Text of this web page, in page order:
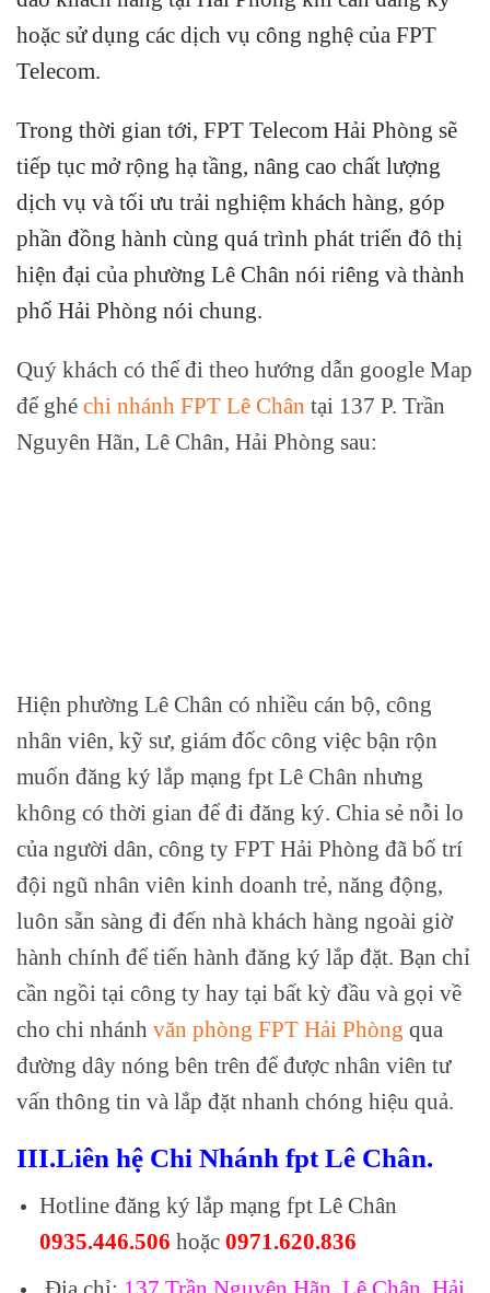
hoặc sử dụng các dịch vụ công nghệ của FPT
Telecom.
Trong thời gian tới, FPT Telecom Hải Phòng sẽ
tiếp tục mở rộng hạ tầng, nâng cao chất lượng
dịch vụ và tối ưu trải nghiệm khách hàng, góp
phần đồng hành cùng quá trình phát triển đô thị
hiện đại của phường Lê Chân nói riêng và thành
phố Hải Phòng nói chung.
Quý khách có thể đi theo hướng dẫn google Map
để ghé chi nhánh FPT Lê Chân tại 137 P. Trần
Nguyên Hãn, Lê Chân, Hải Phòng sau:
Hiện phường Lê Chân có nhiều cán bộ, công
nhân viên, kỹ sư, giám đốc công việc bận rộn
muốn đăng ký lắp mạng fpt Lê Chân nhưng
không có thời gian để đi đăng ký. Chia sẻ nỗi lo
của người dân, công ty FPT Hải Phòng đã bố trí
đội ngũ nhân viên kinh doanh trẻ, năng động,
luôn sẵn sàng đi đến nhà khách hàng ngoài giờ
hành chính để tiến hành đăng ký lắp đặt. Bạn chỉ
cần ngồi tại công ty hay tại bất kỳ đầu và gọi về
cho chi nhánh văn phòng FPT Hải Phòng qua
đường dây nóng bên trên để được nhân viên tư
vấn thông tin và lắp đặt nhanh chóng hiệu quả.
III.Liên hệ Chi Nhánh fpt Lê Chân.
Hotline đăng ký lắp mạng fpt Lê Chân
0935.446.506 hoặc 0971.620.836
Địa chỉ: 137 Trần Nguyên Hãn, Lê Chân, Hải